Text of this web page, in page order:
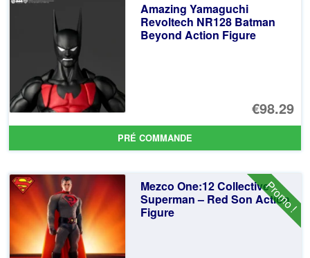
Amazing Yamaguchi
Revoltech NR128 Batman
Beyond Action Figure
€98.29
PRÉ COMMANDE
Promo !
Mezco One:12 Collective
Superman – Red Son Action
Figure